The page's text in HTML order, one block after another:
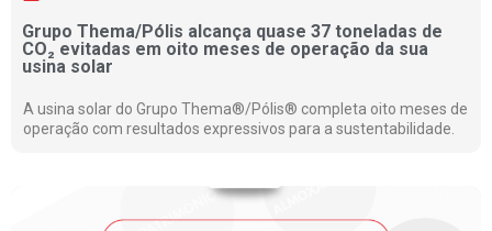
Grupo Thema/Pólis alcança quase 37 toneladas de
CO₂ evitadas em oito meses de operação da sua
usina solar
A usina solar do Grupo Thema®/Pólis® completa oito meses de
operação com resultados expressivos para a sustentabilidade.